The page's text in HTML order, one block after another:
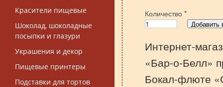
Красители пищевые
Шоколад, шоколадные
посыпки и глазури
Украшения и декор
Пищевые принтеры
Подставки для тортов
Количество *
Интернет-
«Бар-о-Белл»
Бокал-флюте